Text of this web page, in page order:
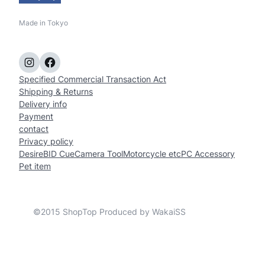
Made in Tokyo
Instagram Facebook
Specified Commercial Transaction Act
Shipping & Returns
Delivery info
Payment
contact
Privacy policy
DesireBID CueCamera ToolMotorcycle etcPC Accessory
Pet item
©2015 ShopTop Produced by WakaiSS